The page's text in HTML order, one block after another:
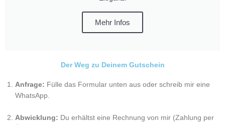
Mehr Infos
Der Weg zu Deinem Gutschein
Anfrage: Fülle das Formular unten aus oder schreib mir eine
WhatsApp.
Abwicklung: Du erhältst eine Rechnung von mir (Zahlung per